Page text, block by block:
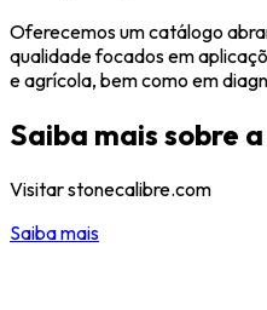
Oferecemos um catálogo
qualidade focados em
e agrícola, bem como em
Saiba mais sobre
Visitar stonecalibre.com
Saiba mais